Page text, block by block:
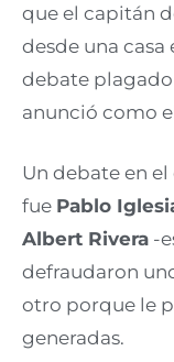
que el capitán
desde una casa
debate
anunció como
Un debate en
fue Pablo
Albert Rivera -
defraudaron
otro porque le
generadas.